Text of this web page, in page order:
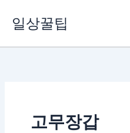
로
일상꿀팁
고무장갑